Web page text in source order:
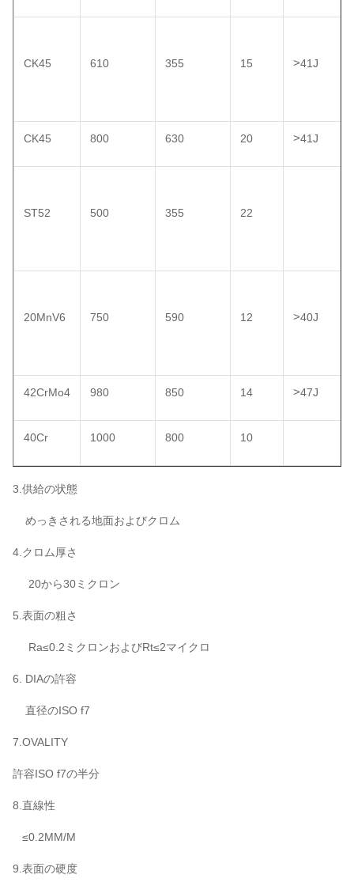
CK45 610 355 15 >41J
CK45 800 630 20 >41J
ST52 500 355 22
20MnV6 750 590 12 >40J
42CrMo4 980 850 14 >47J
40Cr 1000 800 10
3.供給の状態
めっきされる地面およびクロム
4.クロム厚さ
20から30ミクロン
5.表面の粗さ
Ra≤0.2ミクロンおよびRt≤2マイクロ
6. DIAの許容
直径のISO f7
7.OVALITY
許容ISO f7の半分
8.直線性
≤0.2MM/M
9.表面の硬度